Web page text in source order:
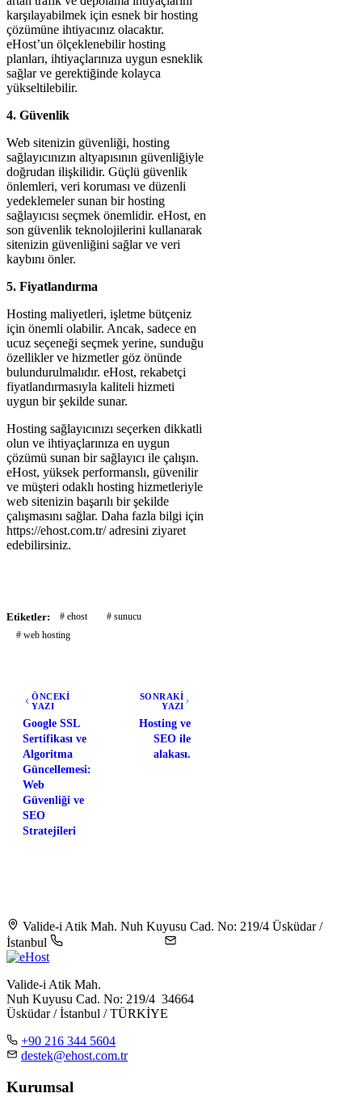
karşılayabilmek için esnek bir hosting
çözümüne ihtiyacınız olacaktır.
eHost’un ölçeklenebilir hosting
planları, ihtiyaçlarınıza uygun esneklik
sağlar ve gerektiğinde kolayca
yükseltilebilir.
4. Güvenlik
Web sitenizin güvenliği, hosting
sağlayıcınızın altyapısının güvenliğiyle
doğrudan ilişkilidir. Güçlü güvenlik
önlemleri, veri koruması ve düzenli
yedeklemeler sunan bir hosting
sağlayıcısı seçmek önemlidir. eHost, en
son güvenlik teknolojilerini kullanarak
sitenizin güvenliğini sağlar ve veri
kaybını önler.
5. Fiyatlandırma
Hosting maliyetleri, işletme bütçeniz
için önemli olabilir. Ancak, sadece en
ucuz seçeneği seçmek yerine, sunduğu
özellikler ve hizmetler göz önünde
bulundurulmalıdır. eHost, rekabetçi
fiyatlandırmasıyla kaliteli hizmeti
uygun bir şekilde sunar.
Hosting sağlayıcınızı seçerken dikkatli
olun ve ihtiyaçlarınıza en uygun
çözümü sunan bir sağlayıcı ile çalışın.
eHost, yüksek performanslı, güvenilir
ve müşteri odaklı hosting hizmetleriyle
web sitenizin başarılı bir şekilde
çalışmasını sağlar. Daha fazla bilgi için
https://ehost.com.tr/ adresini ziyaret
edebilirsiniz.
Etiketler: # ehost
# sunucu
# web hosting
ÖNCEKİ
YAZI
Google SSL
Sertifikası ve
Algoritma
Güncellemesi:
Web
Güvenliği ve
SEO
Stratejileri
SONRAKİ
YAZI
Hosting ve
SEO ile
alakası.
Valide-i Atik Mah. Nuh Kuyusu Cad. No: 219/4 Üsküdar /
İstanbul
Valide-i Atik Mah.
Nuh Kuyusu Cad. No: 219/4 34664
Üsküdar / İstanbul / TÜRKİYE
+90 216 344 5604
destek@ehost.com.tr
Kurumsal